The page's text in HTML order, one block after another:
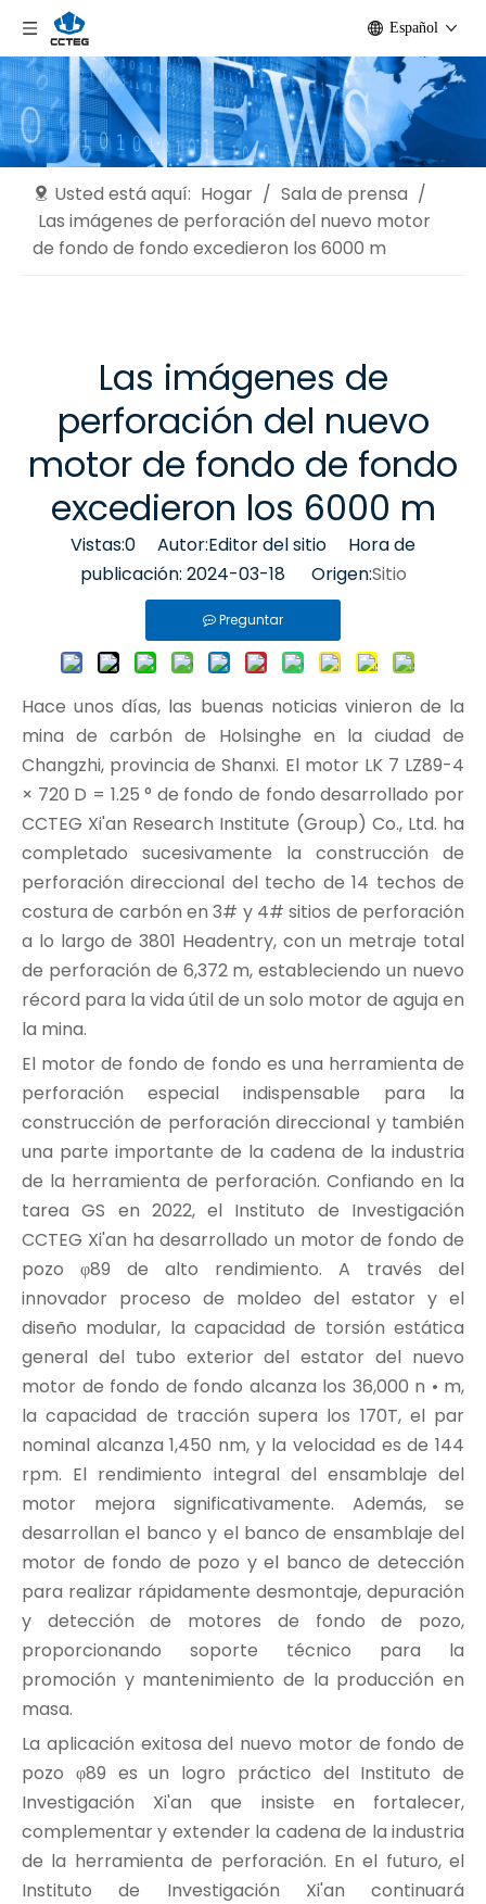
Español
Usted está aquí: Hogar / Sala de prensa /
Las imágenes de perforación del nuevo motor
de fondo de fondo excedieron los 6000 m
Las imágenes de
perforación del nuevo
motor de fondo de fondo
excedieron los 6000 m
Vistas:0 Autor:Editor del sitio Hora de
publicación: 2024-03-18 Origen:Sitio
Preguntar
Hace unos días, las buenas noticias vinieron de la
mina de carbón de Holsinghe en la ciudad de
Changzhi, provincia de Shanxi. El motor LK 7 LZ89-4
× 720 D = 1.25 ° de fondo de fondo desarrollado por
CCTEG Xi'an Research Institute (Group) Co., Ltd. ha
completado sucesivamente la construcción de
perforación direccional del techo de 14 techos de
costura de carbón en 3# y 4# sitios de perforación
a lo largo de 3801 Headentry, con un metraje total
de perforación de 6,372 m, estableciendo un nuevo
récord para la vida útil de un solo motor de aguja en
la mina.
El motor de fondo de fondo es una herramienta de
perforación especial indispensable para la
construcción de perforación direccional y también
una parte importante de la cadena de la industria
de la herramienta de perforación. Confiando en la
tarea GS en 2022, el Instituto de Investigación
CCTEG Xi'an ha desarrollado un motor de fondo de
pozo φ89 de alto rendimiento. A través del
innovador proceso de moldeo del estator y el
diseño modular, la capacidad de torsión estática
general del tubo exterior del estator del nuevo
motor de fondo de fondo alcanza los 36,000 n • m,
la capacidad de tracción supera los 170T, el par
nominal alcanza 1,450 nm, y la velocidad es de 144
rpm. El rendimiento integral del ensamblaje del
motor mejora significativamente. Además, se
desarrollan el banco y el banco de ensamblaje del
motor de fondo de pozo y el banco de detección
para realizar rápidamente desmontaje, depuración
y detección de motores de fondo de pozo,
proporcionando soporte técnico para la
promoción y mantenimiento de la producción en
masa.
La aplicación exitosa del nuevo motor de fondo de
pozo φ89 es un logro práctico del Instituto de
Investigación Xi'an que insiste en fortalecer,
complementar y extender la cadena de la industria
de la herramienta de perforación. En el futuro, el
Instituto de Investigación Xi'an continuará